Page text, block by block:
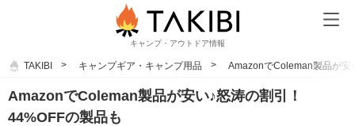
キャンプ・アウトドア情報
TAKIBI キャンプギア・キャンプ用品 AmazonでColeman製品が安
AmazonでColeman製品が安い♪怒涛の割引！
44%OFFの製品も